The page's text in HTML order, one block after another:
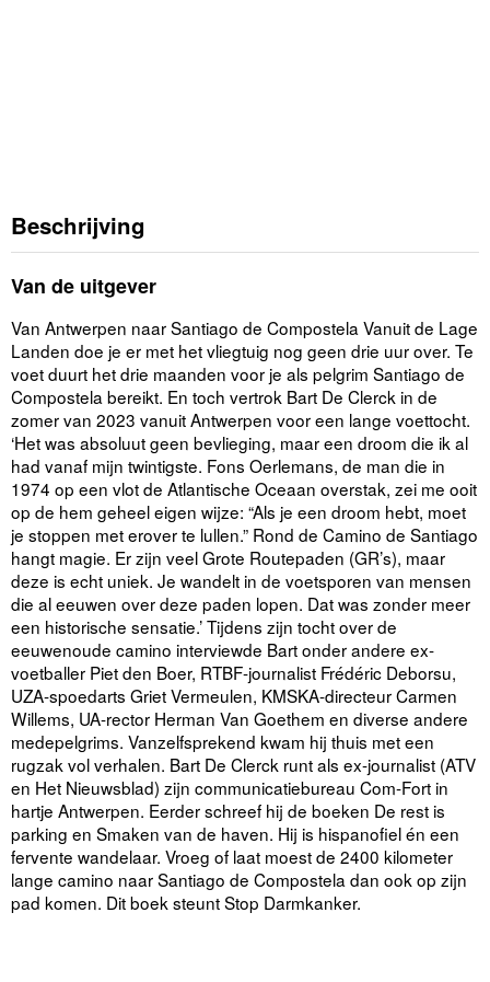
Beschrijving
Van de uitgever
Van Antwerpen naar Santiago de Compostela Vanuit de Lage
Landen doe je er met het vliegtuig nog geen drie uur over. Te
voet duurt het drie maanden voor je als pelgrim Santiago de
Compostela bereikt. En toch vertrok Bart De Clerck in de
zomer van 2023 vanuit Antwerpen voor een lange voettocht.
‘Het was absoluut geen bevlieging, maar een droom die ik al
had vanaf mijn twintigste. Fons Oerlemans, de man die in
1974 op een vlot de Atlantische Oceaan overstak, zei me ooit
op de hem geheel eigen wijze: “Als je een droom hebt, moet
je stoppen met erover te lullen.” Rond de Camino de Santiago
hangt magie. Er zijn veel Grote Routepaden (GR’s), maar
deze is echt uniek. Je wandelt in de voetsporen van mensen
die al eeuwen over deze paden lopen. Dat was zonder meer
een historische sensatie.’ Tijdens zijn tocht over de
eeuwenoude camino interviewde Bart onder andere ex-
voetballer Piet den Boer, RTBF-journalist Frédéric Deborsu,
UZA-spoedarts Griet Vermeulen, KMSKA-directeur Carmen
Willems, UA-rector Herman Van Goethem en diverse andere
medepelgrims. Vanzelfsprekend kwam hij thuis met een
rugzak vol verhalen. Bart De Clerck runt als ex-journalist (ATV
en Het Nieuwsblad) zijn communicatiebureau Com-Fort in
hartje Antwerpen. Eerder schreef hij de boeken De rest is
parking en Smaken van de haven. Hij is hispanofiel én een
fervente wandelaar. Vroeg of laat moest de 2400 kilometer
lange camino naar Santiago de Compostela dan ook op zijn
pad komen. Dit boek steunt Stop Darmkanker.